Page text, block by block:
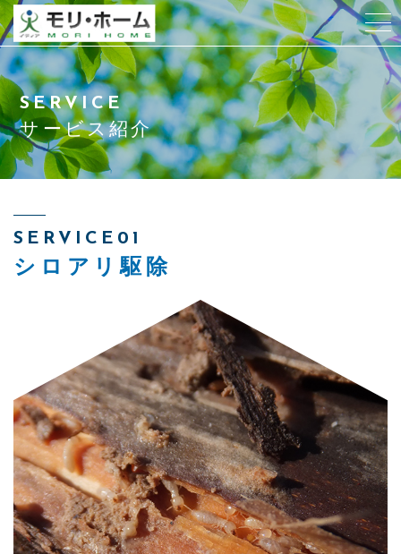
当社について
スタッフ紹介
サービス紹介
アクセス
よくある質問
お問い合わせ
CONTACT
害虫・害獣の駆除はおまかせください
メールでの受付
SERVICE
サービス紹介
SERVICE01
シロアリ駆除